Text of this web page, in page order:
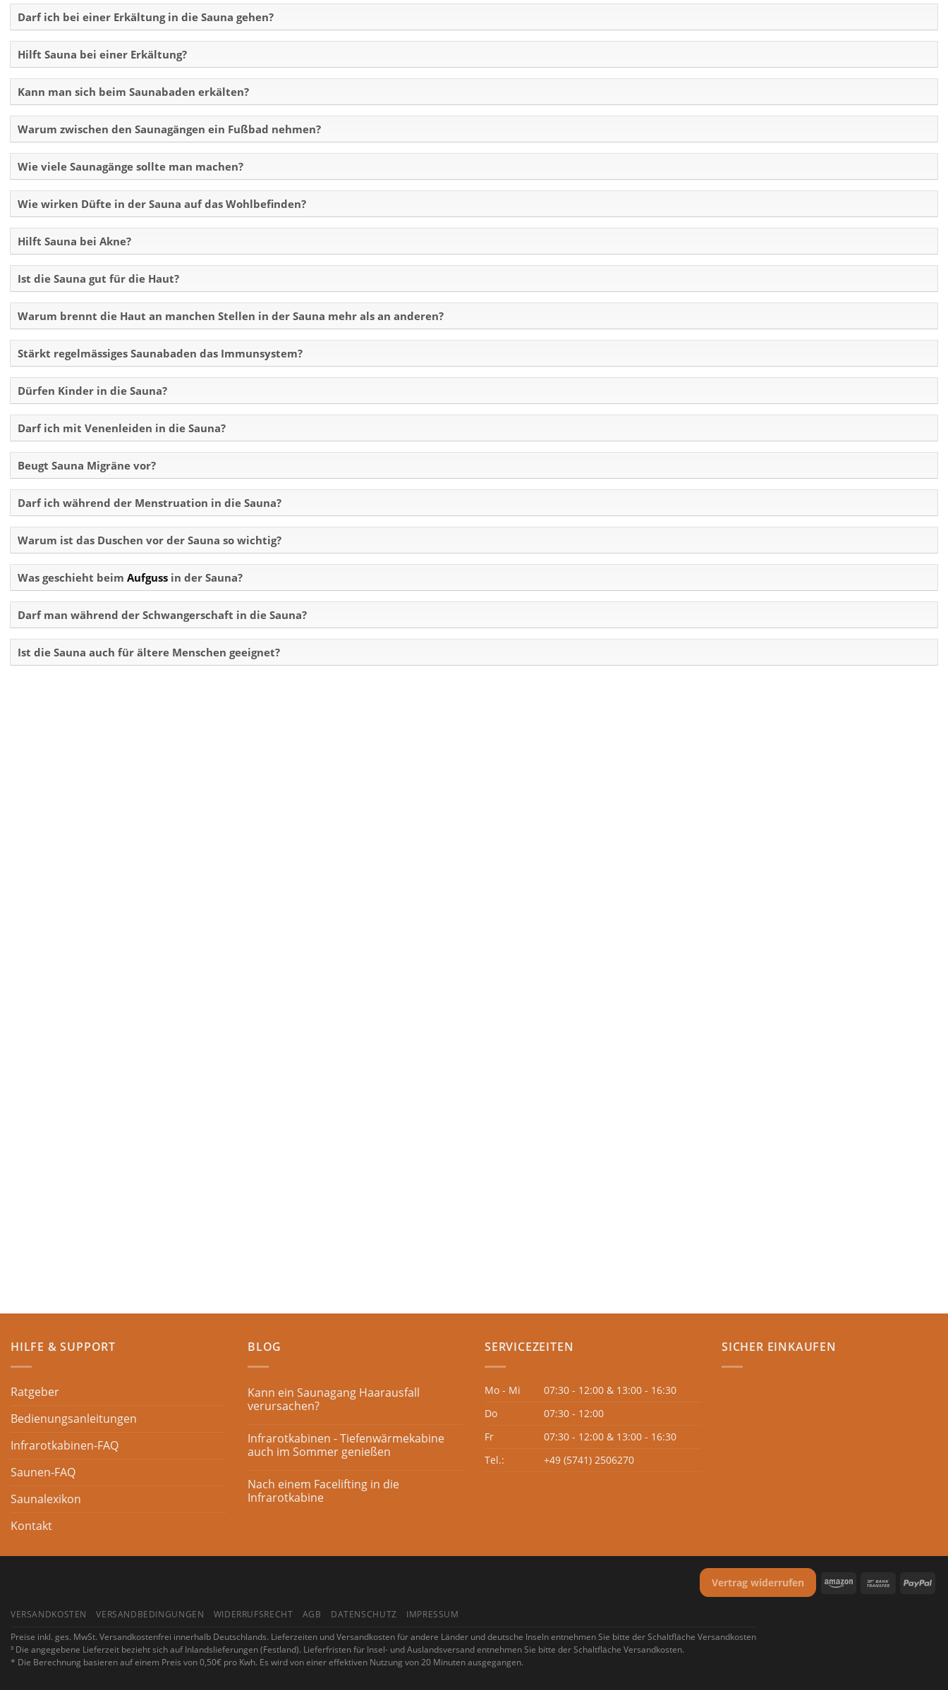
Darf ich bei einer Erkältung in die Sauna gehen?
Hilft Sauna bei einer Erkältung?
Kann man sich beim Saunabaden erkälten?
Warum zwischen den Saunagängen ein Fußbad nehmen?
Wie viele Saunagänge sollte man machen?
Wie wirken Düfte in der Sauna auf das Wohlbefinden?
Hilft Sauna bei Akne?
Ist die Sauna gut für die Haut?
Warum brennt die Haut an manchen Stellen in der Sauna mehr als an anderen?
Stärkt regelmässiges Saunabaden das Immunsystem?
Dürfen Kinder in die Sauna?
Darf ich mit Venenleiden in die Sauna?
Beugt Sauna Migräne vor?
Darf ich während der Menstruation in die Sauna?
Warum ist das Duschen vor der Sauna so wichtig?
Was geschieht beim Aufguss in der Sauna?
Darf man während der Schwangerschaft in die Sauna?
Ist die Sauna auch für ältere Menschen geeignet?
HILFE & SUPPORT
Ratgeber
Bedienungsanleitungen
Infrarotkabinen-FAQ
Saunen-FAQ
Saunalexikon
Kontakt
BLOG
Kann ein Saunagang Haarausfall
verursachen?
Infrarotkabinen - Tiefenwärmekabine
auch im Sommer genießen
Nach einem Facelifting in die
Infrarotkabine
SERVICEZEITEN
Mo - Mi
07:30 - 12:00 & 13:00 - 16:30
Do
07:30 - 12:00
Fr
07:30 - 12:00 & 13:00 - 16:30
Tel.:
+49 (5741) 2506270
SICHER EINKAUFEN
Vertrag widerrufen
VERSANDKOSTEN VERSANDBEDINGUNGEN WIDERRUFSRECHT AGB DATENSCHUTZ IMPRESSUM
Preise inkl. ges. MwSt. Versandkostenfrei innerhalb Deutschlands. Lieferzeiten und Versandkosten für andere Länder und deutsche Inseln entnehmen Sie bitte der Schaltfläche Versandkosten
³ Die angegebene Lieferzeit bezieht sich auf Inlandslieferungen (Festland). Lieferfristen für Insel- und Auslandsversand entnehmen Sie bitte der Schaltfläche Versandkosten.
* Die Berechnung basieren auf einem Preis von 0,50€ pro Kwh. Es wird von einer effektiven Nutzung von 20 Minuten ausgegangen.